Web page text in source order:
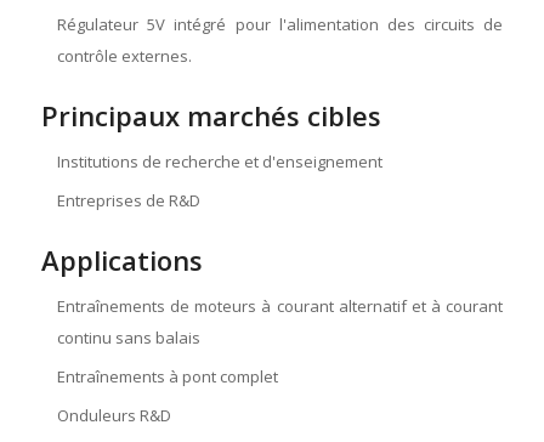
Régulateur 5V intégré pour l'alimentation des circuits de
contrôle externes.
Principaux marchés cibles
Institutions de recherche et d'enseignement
Entreprises de R&D
Applications
Entraînements de moteurs à courant alternatif et à courant
continu sans balais
Entraînements à pont complet
Onduleurs R&D